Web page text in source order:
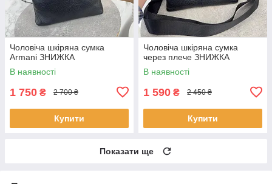
Чоловіча шкіряна сумка
Armani ЗНИЖКА
В наявності
1 750 ₴ 2 700 ₴
Купити
Чоловіча шкіряна сумка
через плече ЗНИЖКА
В наявності
1 590 ₴ 2 450 ₴
Купити
Показати ще